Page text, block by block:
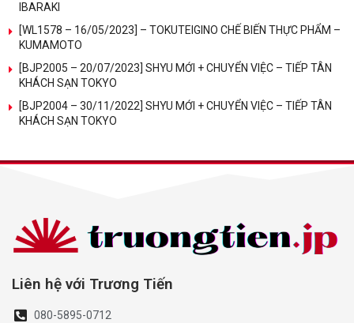
IBARAKI
[WL1578 – 16/05/2023] – TOKUTEIGINO CHẾ BIẾN THỰC PHẨM –
KUMAMOTO
[BJP2005 – 20/07/2023] SHYU MỚI + CHUYỂN VIỆC – TIẾP TÂN
KHÁCH SẠN TOKYO
[BJP2004 – 30/11/2022] SHYU MỚI + CHUYỂN VIỆC – TIẾP TÂN
KHÁCH SẠN TOKYO
Liên hệ với Trương Tiến
080-5895-0712